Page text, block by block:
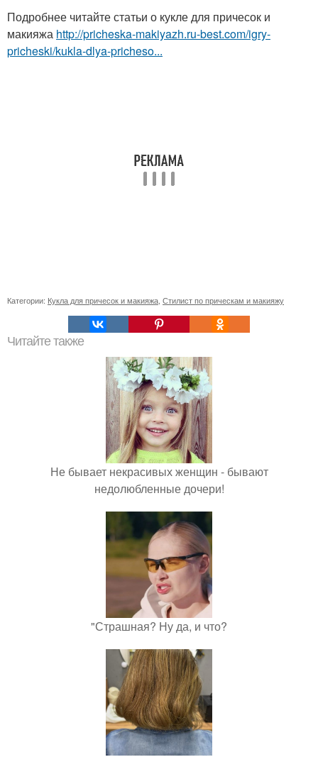
Подробнее читайте статьи о кукле для причесок и
макияжа http://pricheska-makiyazh.ru-best.com/igry-
pricheski/kukla-dlya-pricheso...
Категории: Кукла для причесок и макияжа Стилист по прическам и макияжу
Читайте также
Не бывает некрасивых женщин - бывают
недолюбленные дочери!
"Страшная? Ну да, и что?